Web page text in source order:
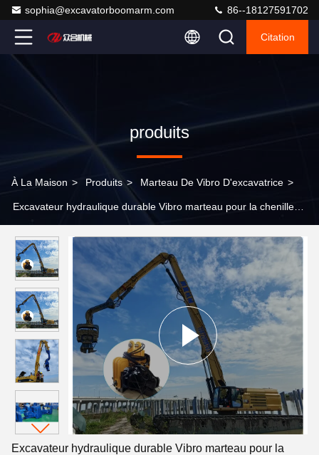
sophia@excavatorboomarm.com 86--18127591702
Citation
produits
À La Maison > Produits > Marteau De Vibro D'excavatrice >
Excavateur hydraulique durable Vibro marteau pour la chenille
Excavateur hydraulique durable Vibro marteau pour la